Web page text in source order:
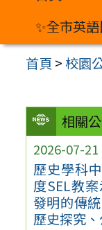
✨全市英
首頁 >校園
相關
2026-07-21
歷史學科
度SEL教
發明的傳
歷史探究